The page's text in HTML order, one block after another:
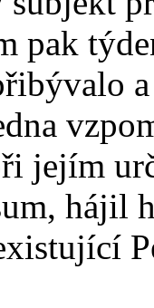
pak
jejím
hájil